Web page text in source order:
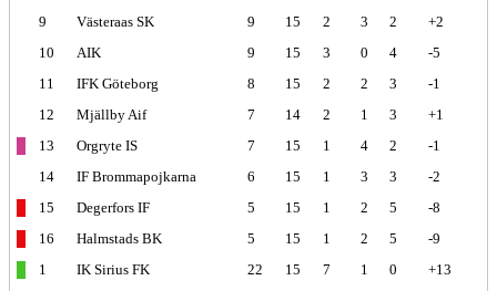
9
Västeraas SK 9 15 2 3 2
+2
10
AIK 9 15 3 0 4
-5
11
IFK Göteborg 8 15 2 2 3
-1
12
Mjällby Aif 7 14 2 1 3
+1
13
Orgryte IS 7 15 1 4 2
-1
14
IF Brommapojkarna 6 15 1 3 3
-2
15
Degerfors IF 5 15 1 2 5
-8
16
Halmstads BK 5 15 1 2 5
-9
1
IK Sirius FK 22 15 7 1 0
+13